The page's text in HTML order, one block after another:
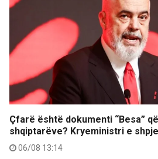
Çfarë është dokumenti “Besa”
shqiptarëve? Kryeministri e
06/08 13:14